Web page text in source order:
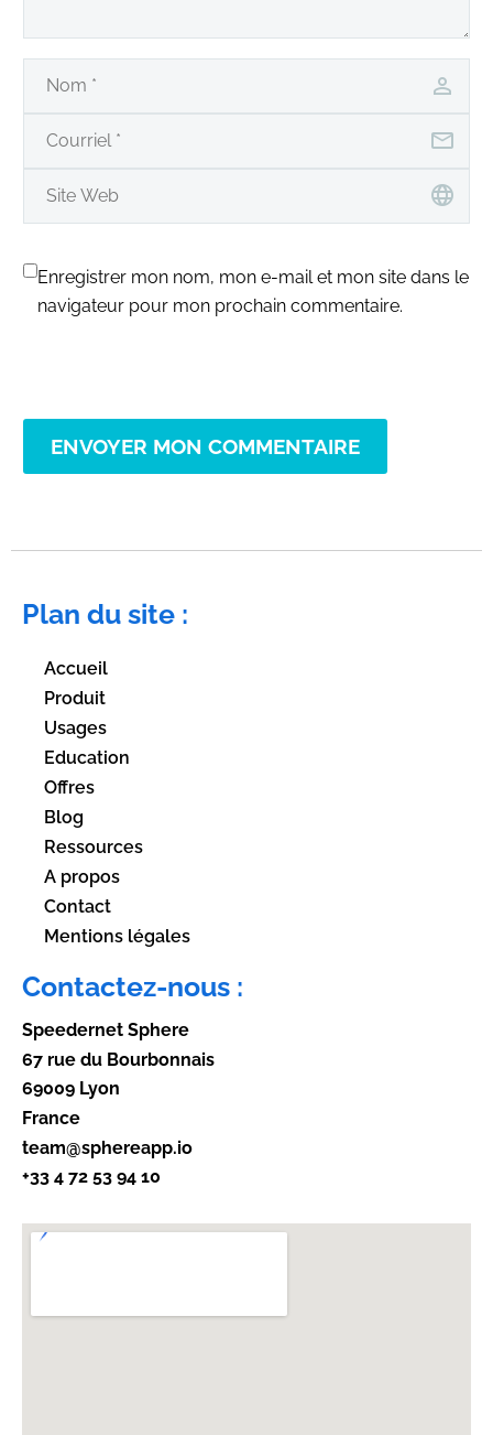
Enregistrer mon nom, mon e-mail et mon site dans le
navigateur pour mon prochain commentaire.
ENVOYER MON COMMENTAIRE
Plan du site :
Accueil
Produit
Usages
Education
Offres
Blog
Ressources
A propos
Contact
Mentions légales
Contactez-nous :
Speedernet Sphere
67 rue du Bourbonnais
69009 Lyon
France
team@sphereapp.io
+33 4 72 53 94 10